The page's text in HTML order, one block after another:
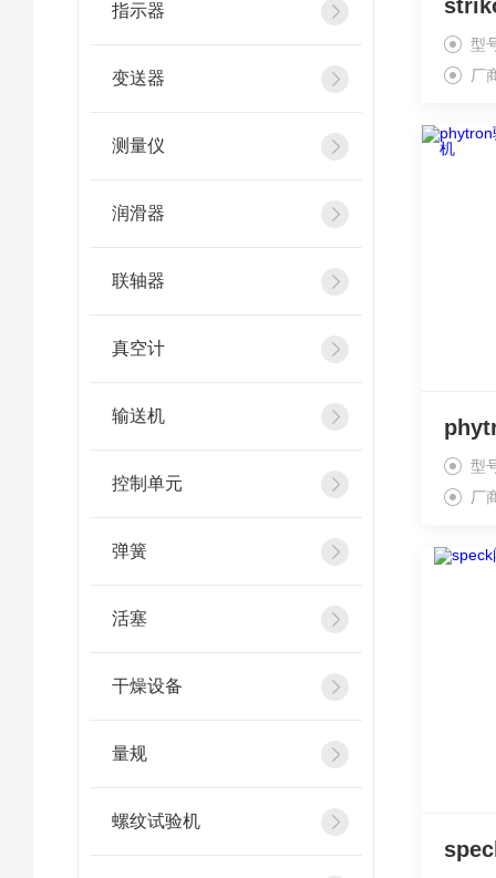
指示器
变送器
测量仪
润滑器
联轴器
真空计
输送机
控制单元
弹簧
活塞
干燥设备
量规
螺纹试验机
型
厂
型
厂